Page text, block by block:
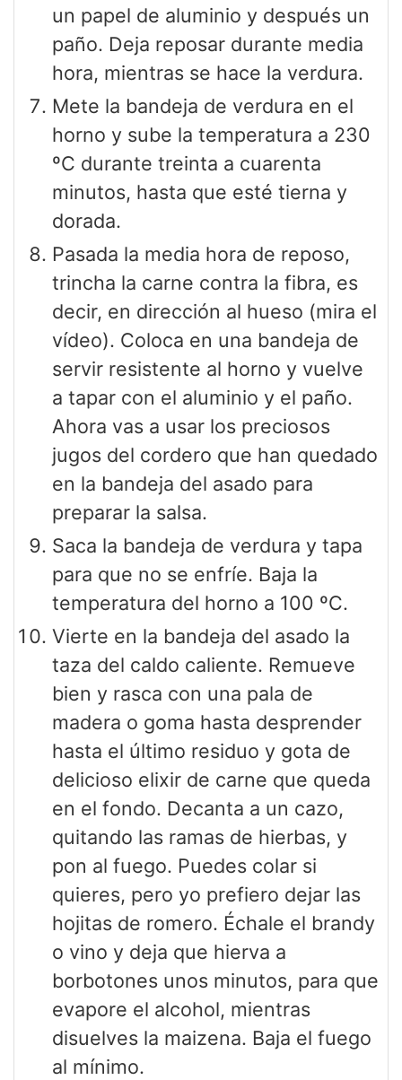
un papel de aluminio y después un
paño. Deja reposar durante media
hora, mientras se hace la verdura.
Mete la bandeja de verdura en el
horno y sube la temperatura a 230
ºC durante treinta a cuarenta
minutos, hasta que esté tierna y
dorada.
Pasada la media hora de reposo,
trincha la carne contra la fibra, es
decir, en dirección al hueso (mira el
vídeo). Coloca en una bandeja de
servir resistente al horno y vuelve
a tapar con el aluminio y el paño.
Ahora vas a usar los preciosos
jugos del cordero que han quedado
en la bandeja del asado para
preparar la salsa.
Saca la bandeja de verdura y tapa
para que no se enfríe. Baja la
temperatura del horno a 100 ºC.
Vierte en la bandeja del asado la
taza del caldo caliente. Remueve
bien y rasca con una pala de
madera o goma hasta desprender
hasta el último residuo y gota de
delicioso elixir de carne que queda
en el fondo. Decanta a un cazo,
quitando las ramas de hierbas, y
pon al fuego. Puedes colar si
quieres, pero yo prefiero dejar las
hojitas de romero. Échale el brandy
o vino y deja que hierva a
borbotones unos minutos, para que
evapore el alcohol, mientras
disuelves la maizena. Baja el fuego
al mínimo.